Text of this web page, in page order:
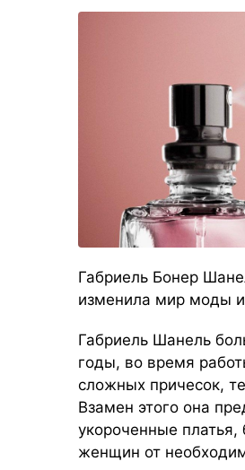
Габриель Бонер
изменила мир моды
Габриель Шанель
годы, во время
сложных причесок,
Взамен этого она
укороченные
женщин от